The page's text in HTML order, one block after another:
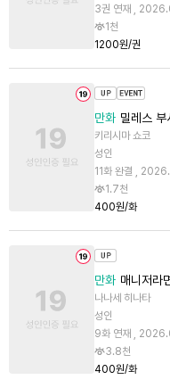
3권 연재 ,
1천
1200원/권
만화 밀레스
키리시마 쇼코
성인
11화 완결 ,
1.7천
400원/화
만화 매니저라
나나세 히나타
성인
9화 연재 ,
3.8천
400원/화